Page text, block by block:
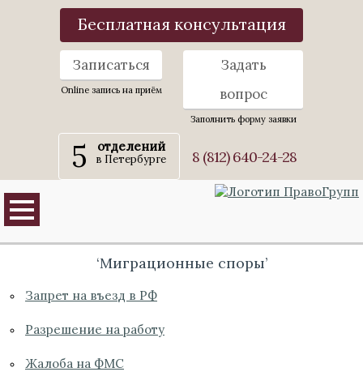
Бесплатная консультация
Записаться
Online запись на приём
Задать
вопрос
Заполнить форму заявки
5 отделений
в Петербурге 8 (812) 640-24-28
‘Миграционные споры’
Запрет на въезд в РФ
Разрешение на работу
Жалоба на ФМС